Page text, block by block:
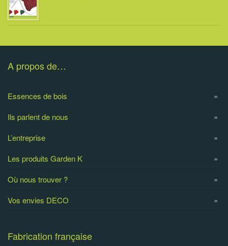
A propos de…
Essences de bois
Ils parlent de nous
L’entreprise
Les produits Garden K
Où nous trouver ?
Vos envies DECO
Fabrication française